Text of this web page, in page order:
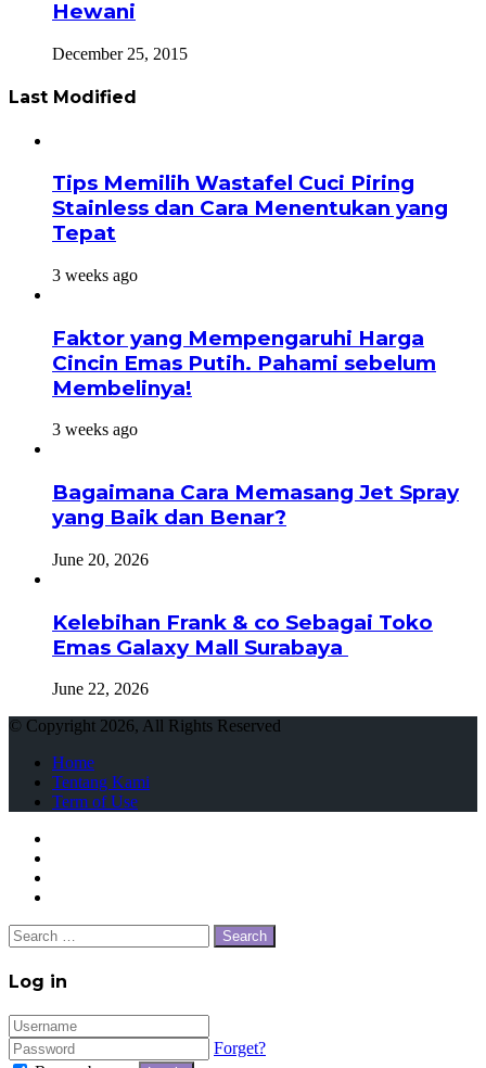
Hewani
December 25, 2015
Last Modified
Tips Memilih Wastafel Cuci Piring
Stainless dan Cara Menentukan yang
Tepat
3 weeks ago
Faktor yang Mempengaruhi Harga
Cincin Emas Putih. Pahami sebelum
Membelinya!
3 weeks ago
Bagaimana Cara Memasang Jet Spray
yang Baik dan Benar?
June 20, 2026
Kelebihan Frank & co Sebagai Toko
Emas Galaxy Mall Surabaya
June 22, 2026
© Copyright 2026, All Rights Reserved
Home
Tentang Kami
Term of Use
Close
Search
for:
Close
Log in
Forget?